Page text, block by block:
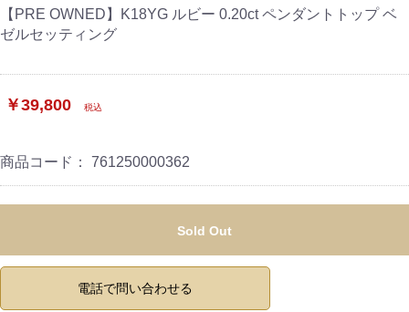
【PRE OWNED】K18YG ルビー 0.20ct ペンダントトップ ベ
ゼルセッティング
￥39,800 税込
商品コード： 761250000362
Sold Out
電話で問い合わせる